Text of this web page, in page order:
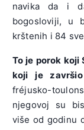
navika da i
bogosloviji, u
krštenih i 84
To je porok koji
koji je
fréjusko-
njegovoj su
više od godinu